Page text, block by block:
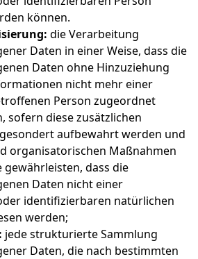
können.
die Verarbeitung
Daten in einer Weise, dass die
Daten ohne Hinzuziehung
nicht mehr einer
Person zugeordnet
sofern diese zusätzlichen
aufbewahrt werden und
organisatorischen Maßnahmen
gewährleisten, dass die
Daten nicht einer
identifizierbaren natürlichen
werden;
jede strukturierte Sammlung
Daten, die nach bestimmten